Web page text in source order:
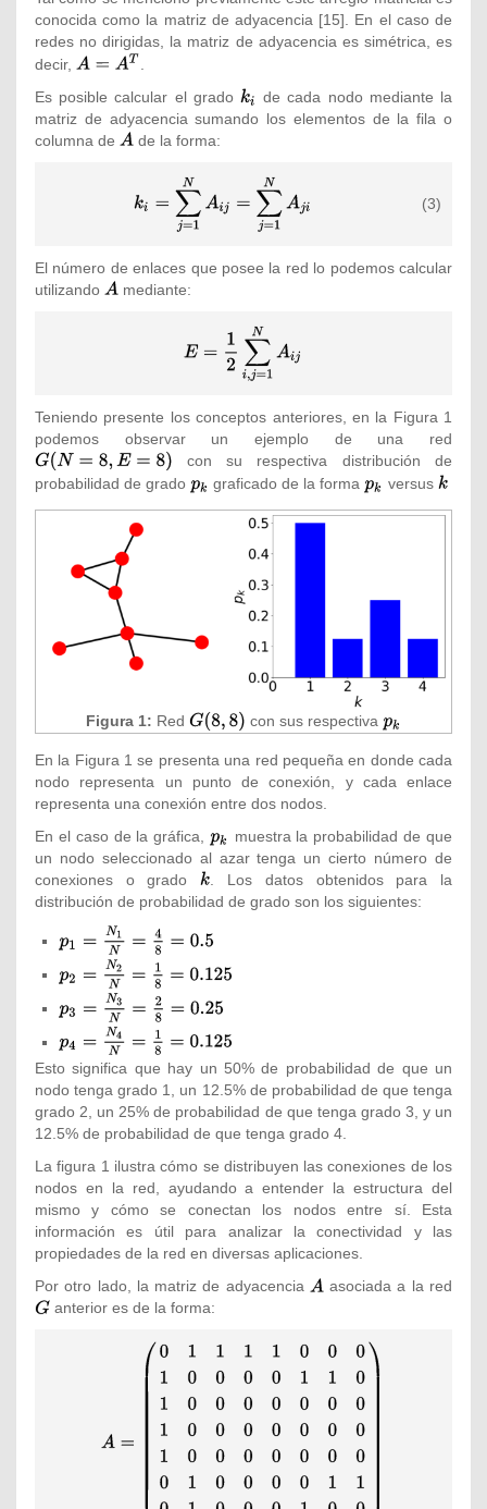
conocida como la matriz de adyacencia [15]. En el caso de
redes no dirigidas, la matriz de adyacencia es simétrica, es
decir,
{\textstyle
Es posible calcular el grado {\textstyle
k_{i}}
de cada nodo mediante la
matriz de adyacencia sumando los elementos de la fila o
columna de {\textstyle
de la forma:
{\displaystyle
k_{i}=\sum
_{j=1}^{N}A_{ij}=\sum
(3)
El número de enlaces que posee la red lo podemos calcular
utilizando {\textstyle
mediante:
{\displaystyle E=
{\frac {1}{2}}\sum
_{i,j=1}^{N}A_{ij}}
Teniendo presente los conceptos anteriores, en la Figura 1
podemos observar un ejemplo de una red
con su respectiva distribución de
probabilidad de grado {\textstyle
graficado de la forma {\textstyle
versus
Figura 1: Red {\displaystylecon sus respectiva {\displaystyle
En la Figura 1 se presenta una red pequeña en donde cada
nodo representa un punto de conexión, y cada enlace
representa una conexión entre dos nodos.
En el caso de la gráfica, {\displaystyle
p_{k}}
muestra la probabilidad de que
un nodo seleccionado al azar tenga un cierto número de
conexiones o grado {\textstyle
k}
. Los datos obtenidos para la
distribución de probabilidad de grado son los siguientes:
{\textstyle
p_{1}=
{\frac
{N_{1}}
{N}}=
{\frac {4}
{8}}=0.5}
{\textstyle
p_{2}=
{\frac
{N_{2}}
{N}}={\frac
{1}
{8}}=0.125}
{\textstyle
p_{3}=
{\frac
{N_{3}}
{N}}=
{\frac {2}
{8}}=0.25}
{\textstyle
p_{4}=
{\frac
{N_{4}}
{N}}={\frac
{1}
{8}}=0.125}
Esto significa que hay un 50% de probabilidad de que un
nodo tenga grado 1, un 12.5% de probabilidad de que tenga
grado 2, un 25% de probabilidad de que tenga grado 3, y un
12.5% de probabilidad de que tenga grado 4.
La figura 1 ilustra cómo se distribuyen las conexiones de los
nodos en la red, ayudando a entender la estructura del
mismo y cómo se conectan los nodos entre sí. Esta
información es útil para analizar la conectividad y las
propiedades de la red en diversas aplicaciones.
Por otro lado, la matriz de adyacencia {\textstyle
asociada a la red
anterior es de la forma: